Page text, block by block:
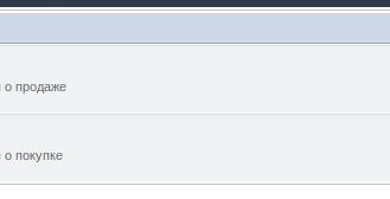
о продаже
покупке